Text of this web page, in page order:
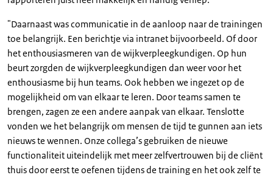
"Daarnaast was communicatie in de aanloop naar de trainingen
toe belangrijk. Een berichtje via intranet bijvoorbeeld. Of door
het enthousiasmeren van de wijkverpleegkundigen. Op hun
beurt zorgden de wijkverpleegkundigen dan weer voor het
enthousiasme bij hun teams. Ook hebben we ingezet op de
mogelijkheid om van elkaar te leren. Door teams samen te
brengen, zagen ze een andere aanpak van elkaar. Tenslotte
vonden we het belangrijk om mensen de tijd te gunnen aan iets
nieuws te wennen. Onze collega’s gebruiken de nieuwe
functionaliteit uiteindelijk met meer zelfvertrouwen bij de cliënt
thuis door eerst te oefenen tijdens de training en het ook zelf te